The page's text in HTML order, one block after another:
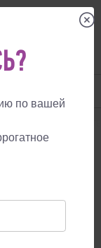
по вашей